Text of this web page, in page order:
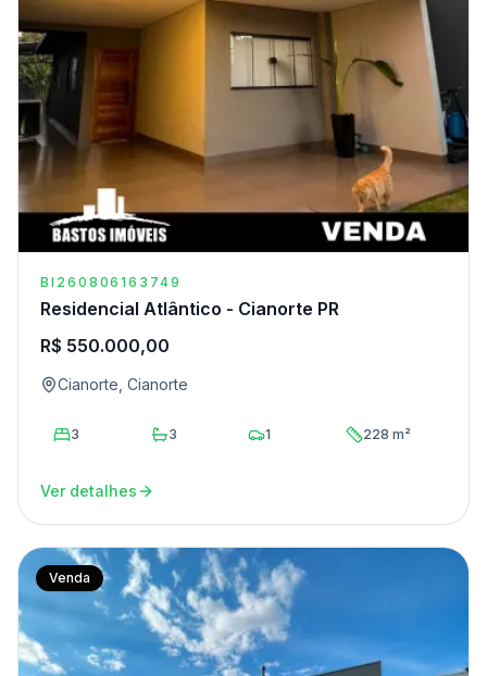
BI260806163749
Residencial Atlântico - Cianorte PR
R$ 550.000,00
Cianorte, Cianorte
3 3 1 228 m²
Ver detalhes
Venda